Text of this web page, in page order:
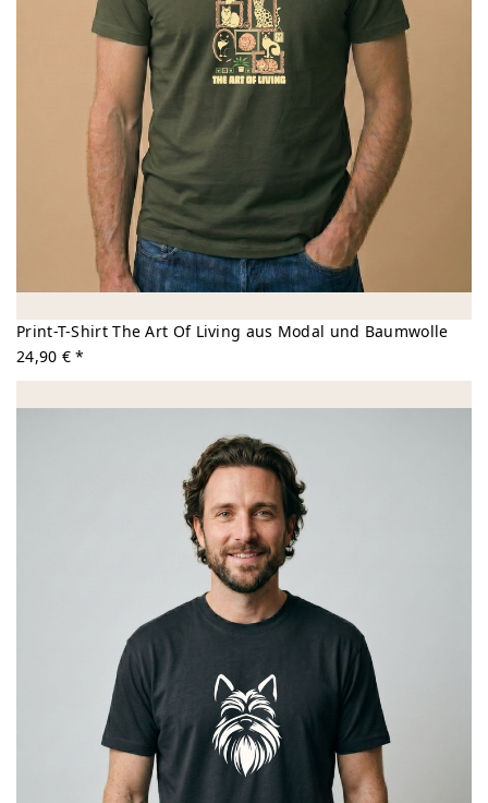
Print-T-Shirt The Art Of Living aus Modal und Baumwolle
24,90 € *